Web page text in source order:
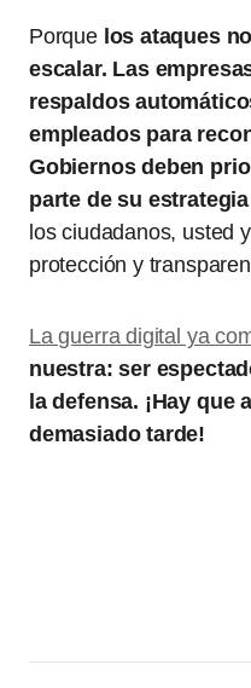
Porque los ataques
escalar. Las
respaldos
empleados para
Gobiernos deben
parte de su
los ciudadanos, usted
protección y
La guerra digital ya
nuestra: ser
la defensa. ¡Hay que
demasiado tarde!